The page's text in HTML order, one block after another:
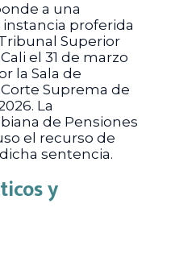
a una
proferida
Superior
el 31 de marzo
la Sala de
Suprema de
La
de Pensiones
el recurso de
sentencia.
y